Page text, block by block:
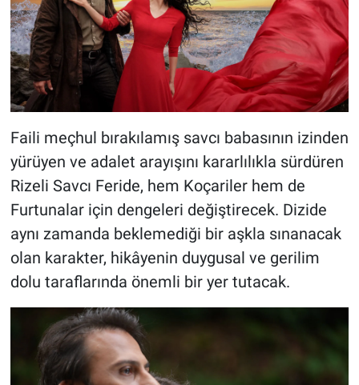
Faili meçhul bırakılamış savcı babasının izinden
yürüyen ve adalet arayışını kararlılıkla sürdüren
Rizeli Savcı Feride, hem Koçariler hem de
Furtunalar için dengeleri değiştirecek. Dizide
aynı zamanda beklemediği bir aşkla sınanacak
olan karakter, hikâyenin duygusal ve gerilim
dolu taraflarında önemli bir yer tutacak.